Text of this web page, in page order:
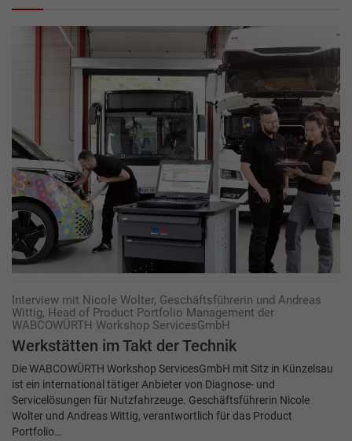
Interview mit Nicole Wolter, Geschäftsführerin und Andreas
Wittig, Head of Product Portfolio Management der
WABCOWÜRTH­ Workshop ServicesGmbH
Werkstätten im Takt der Technik
Die WABCOWÜRTH Workshop ServicesGmbH mit Sitz in Künzelsau
ist ein international tätiger Anbieter von Diagnose- und
Servicelösungen für Nutzfahrzeuge. Geschäftsführerin Nicole
Wolter und Andreas Wittig, verantwortlich für das Product
Portfolio…